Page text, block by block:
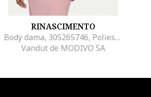
RINASCIMENTO
Body dama, 305265746, Poliester, Alb, Alb
Vandut de MODIVO SA